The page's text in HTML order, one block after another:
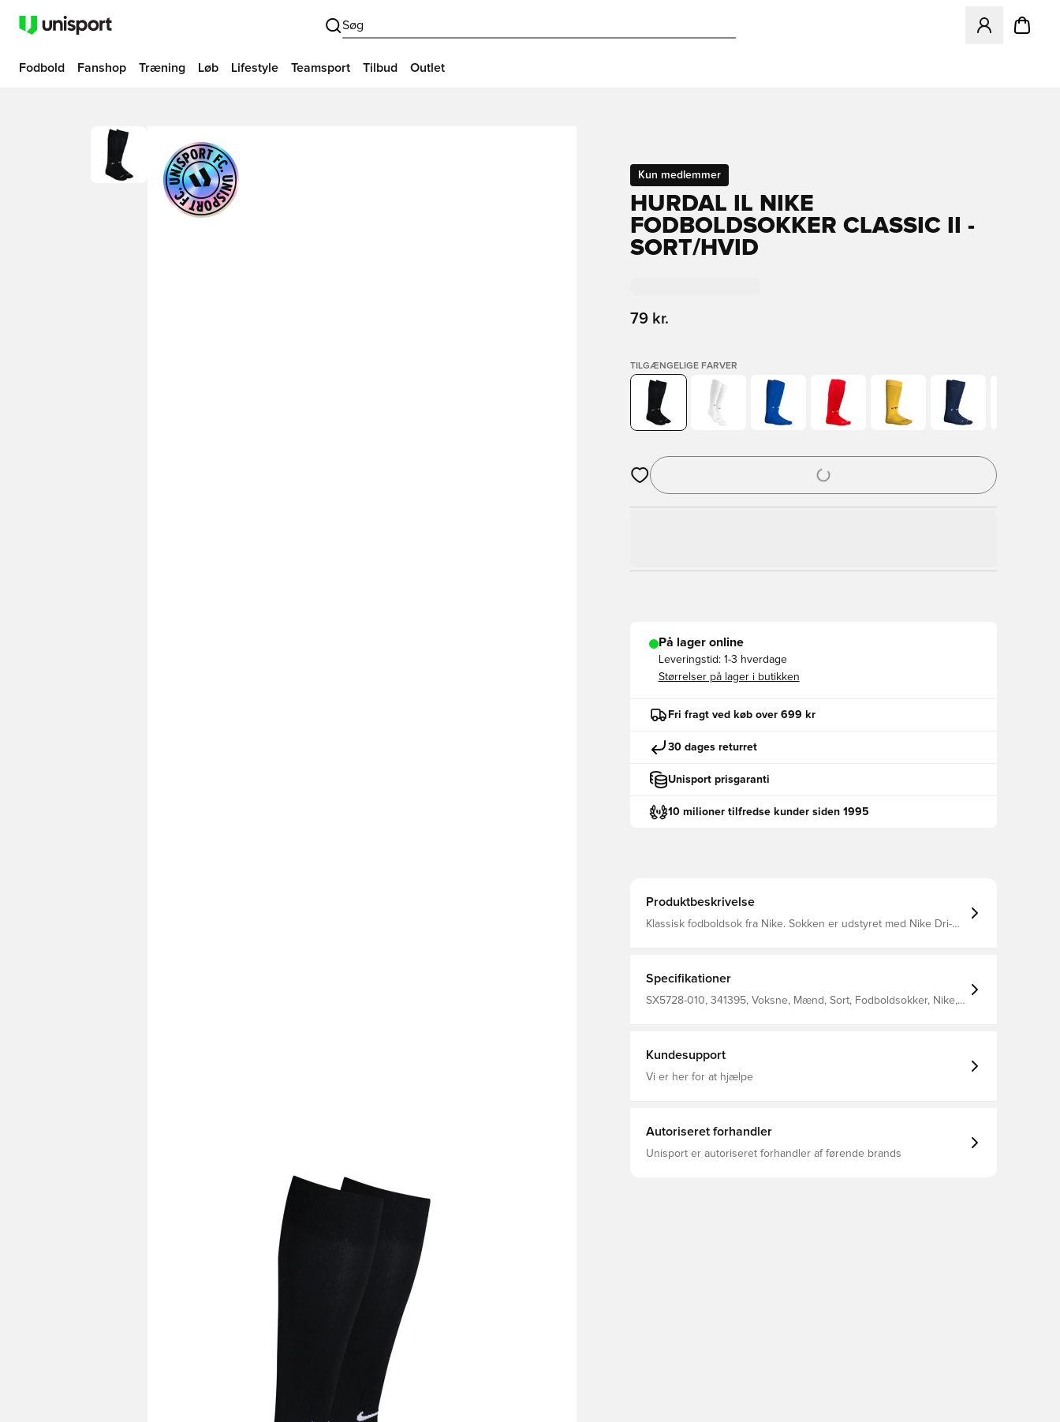
Søg
Åbner en
Fodbold Fanshop Træning Løb Lifestyle Teamsport Tilbud Outlet
Kun medlemmer
HURDAL IL NIKE
FODBOLDSOKKER CLASSIC II -
SORT/HVID
79 kr.
TILGÆNGELIGE FARVER
Åbner en Modal til at logge ind eller tilmelde dig som medlem
På lager online
Leveringstid: 1-3 hverdage
Størrelser på lager i butikken
Fri fragt ved køb over 699 kr
30 dages returret
Unisport prisgaranti
10 milioner tilfredse kunder siden 1995
Produktbeskrivelse
Klassisk fodboldsok fra Nike. Sokken er udstyret med Nike Dri-
Specifikationer
SX5728-010, 341395, Voksne, Mænd, Sort, Fodboldsokker, Nike,
Kundesupport
Vi er her for at hjælpe
Autoriseret forhandler
Unisport er autoriseret forhandler af førende brands